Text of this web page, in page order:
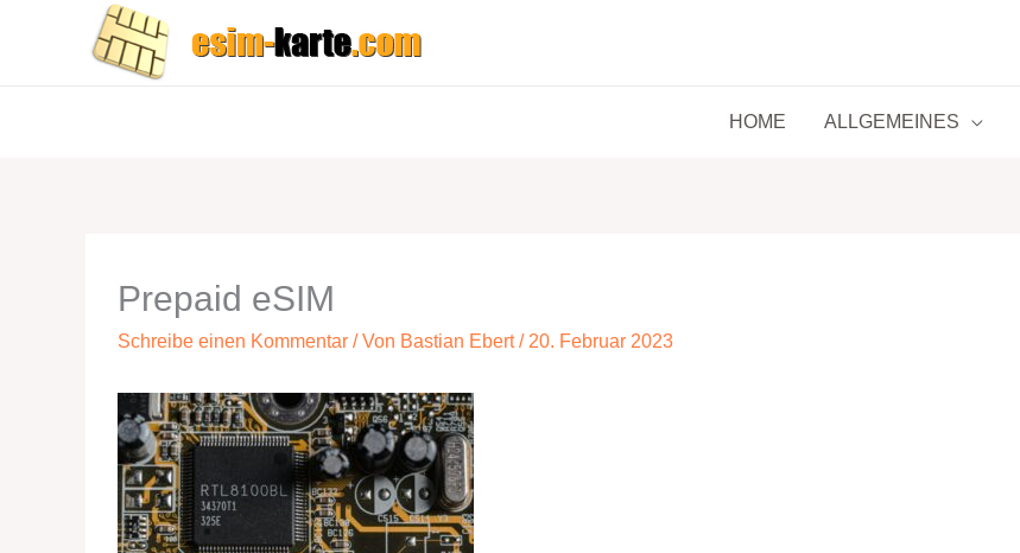
HOME
ALLGEMEINES
Prepaid eSIM
Schreibe einen Kommentar / Von Bastian Ebert/20. Februar 2023